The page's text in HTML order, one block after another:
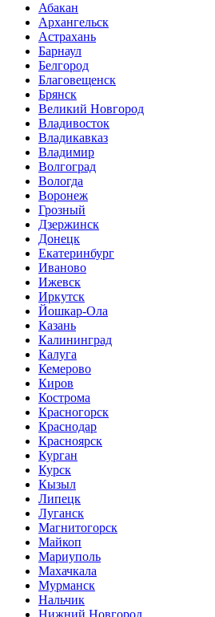
Абакан
Архангельск
Астрахань
Барнаул
Белгород
Благовещенск
Брянск
Великий Новгород
Владивосток
Владикавказ
Владимир
Волгоград
Вологда
Воронеж
Грозный
Дзержинск
Донецк
Екатеринбург
Иваново
Ижевск
Иркутск
Йошкар-Ола
Казань
Калининград
Калуга
Кемерово
Киров
Кострома
Красногорск
Краснодар
Красноярск
Курган
Курск
Кызыл
Липецк
Луганск
Магнитогорск
Майкоп
Мариуполь
Махачкала
Мурманск
Нальчик
Нижний Новгород